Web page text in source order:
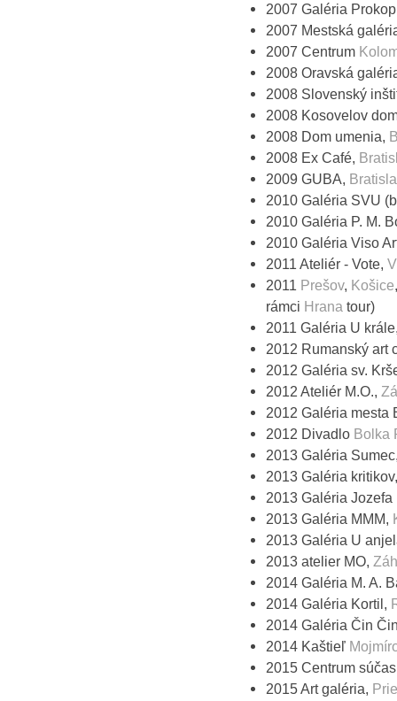
2007 Galéria
2007 Mestská
2007 Centrum
2008 Oravská
2008 Slovenský
2008 Kosovelov
2008 Dom umenia,
2008 Ex Café,
2009 GUBA,
2010 Galéria SVU
2010 Galéria P. M.
2010 Galéria Viso
2011 Ateliér - Vote,
2011 Prešov, Košice
rámci Hrana tour)
2011 Galéria U
2012 Rumanský art
2012 Galéria sv.
2012 Ateliér M.O.,
2012 Galéria mesta
2012 Divadlo Bolka
2013 Galéria
2013 Galéria
2013 Galéria
2013 Galéria MMM,
2013 Galéria U
2013 atelier MO,
2014 Galéria M. A.
2014 Galéria Kortil,
2014 Galéria Čin
2014 Kaštieľ
2015 Centrum
2015 Art galéria,